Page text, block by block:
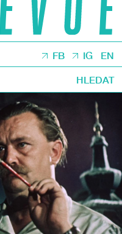
FB IG EN
HLEDAT